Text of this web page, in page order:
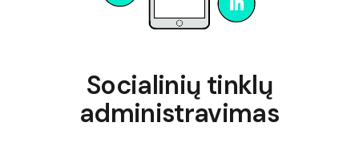
Socialinių tinklų
administravimas